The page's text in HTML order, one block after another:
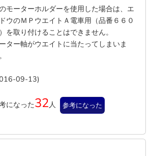
モーターホルダーを使用した場合は、エ
ウのＭＰウエイトＡ電車用（品番６６０
を取り付けることはできません。
ター軸がウエイトに当たってしまいま
09-13)
になった32人 参考になった